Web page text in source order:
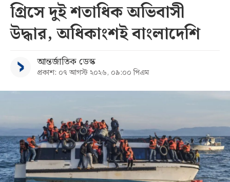
গ্রিসে দুই শতাধিক অভিবাসী
উদ্ধার, অধিকাংশই বাংলাদেশি
আন্তর্জাতিক ডেস্ক
প্রকাশ: ০৭ আগস্ট ২০২৬, ০৯:০০ পিএম